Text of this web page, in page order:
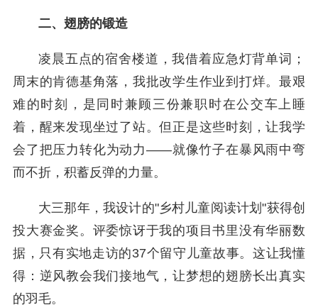
二、翅膀的锻造
凌晨五点的宿舍楼道，我借着应急灯背单词；
周末的肯德基角落，我批改学生作业到打烊。最艰
难的时刻，是同时兼顾三份兼职时在公交车上睡
着，醒来发现坐过了站。但正是这些时刻，让我学
会了把压力转化为动力——就像竹子在暴风雨中弯
而不折，积蓄反弹的力量。
大三那年，我设计的"乡村儿童阅读计划"获得创
投大赛金奖。评委惊讶于我的项目书里没有华丽数
据，只有实地走访的37个留守儿童故事。这让我懂
得：逆风教会我们接地气，让梦想的翅膀长出真实
的羽毛。